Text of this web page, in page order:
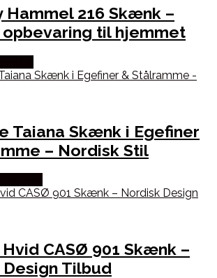
Hammel 216 Skænk –
opbevaring til hjemmet
Taiana Skænk i Egefiner
– Nordisk Stil
CASØ 901 Skænk –
Tilbud